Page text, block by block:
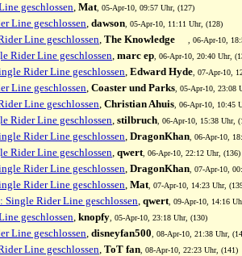
geschlossen, Mat , 05-Apr-10, 09:57 Uhr, (127)
Line geschlossen, dawson , 05-Apr-10, 11:11 Uhr, (128)
Line geschlossen, The Knowledge , 06-Apr-10,
Rider Line geschlossen, marc ep , 06-Apr-10, 20:40 Uhr,
Rider Line geschlossen, Edward Hyde , 07-Apr-10,
Line geschlossen, Coaster und Parks , 05-Apr-10, 23:08
Line geschlossen, Christian Ahuis , 06-Apr-10, 10:45
Rider Line geschlossen, stilbruch , 06-Apr-10, 15:38 Uhr,
Rider Line geschlossen, DragonKhan , 06-Apr-10,
Rider Line geschlossen, qwert , 06-Apr-10, 22:12 Uhr, (136)
Rider Line geschlossen, DragonKhan , 07-Apr-10,
Rider Line geschlossen, Mat , 07-Apr-10, 14:23 Uhr,
Single Rider Line geschlossen, qwert , 09-Apr-10, 14:16
geschlossen, knopfy , 05-Apr-10, 23:18 Uhr, (130)
Line geschlossen, disneyfan500 , 08-Apr-10, 21:38 Uhr,
Line geschlossen, ToT fan , 08-Apr-10, 22:23 Uhr, (141)